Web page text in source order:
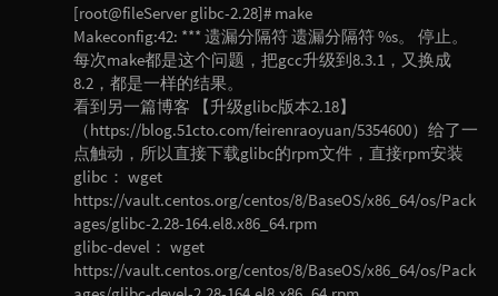
[root@fileServer glibc-2.28]# make
Makeconfig:42: *** 遗漏分隔符 遗漏分隔符 %s。 停止。
每次make都是这个问题，把gcc升级到8.3.1，又换成
8.2，都是一样的结果。
看到另一篇博客 【升级glibc版本2.18】
（https://blog.51cto.com/feirenraoyuan/5354600）给了一
点触动，所以直接下载glibc的rpm文件，直接rpm安装
glibc： wget
https://vault.centos.org/centos/8/BaseOS/x86_64/os/Pack
ages/glibc-2.28-164.el8.x86_64.rpm
glibc-devel： wget
https://vault.centos.org/centos/8/BaseOS/x86_64/os/Pack